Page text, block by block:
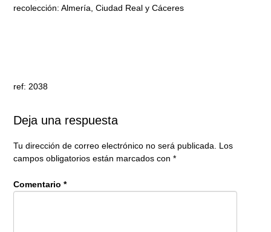
recolección: Almería, Ciudad Real y Cáceres
ref: 2038
Deja una respuesta
Tu dirección de correo electrónico no será publicada.
Los
campos obligatorios están marcados con *
Comentario *